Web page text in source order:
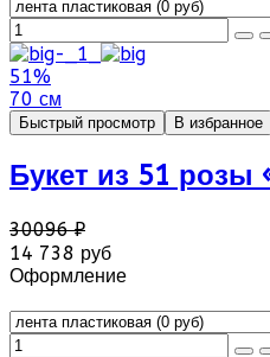
51%
70 см
Быстрый просмотр В избранное
Букет из 51 розы
30096 ₽
14 738 руб
Оформление